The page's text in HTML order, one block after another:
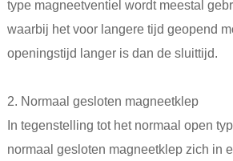
type magneetventiel wordt meestal
waarbij het voor langere tijd geopend
openingstijd langer is dan de sluittijd.
2. Normaal gesloten magneetklep
In tegenstelling tot het normaal open
normaal gesloten magneetklep zich in